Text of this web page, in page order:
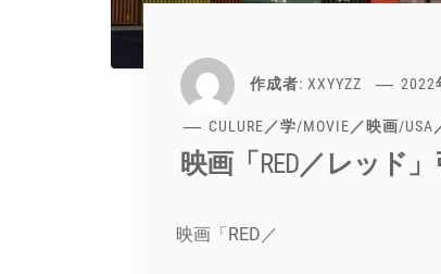
作成者: XXYYZZ 2022
CULURE／学/MOVIE／映画/USA
映画「RED／レッド
映画「RED／